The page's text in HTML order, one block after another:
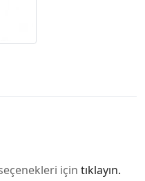
için tıklayın.